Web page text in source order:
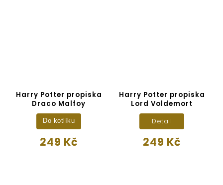
Harry Potter propiska
Draco Malfoy
249 Kč
Do kotlíku
Harry Potter propiska
Lord Voldemort
249 Kč
Detail